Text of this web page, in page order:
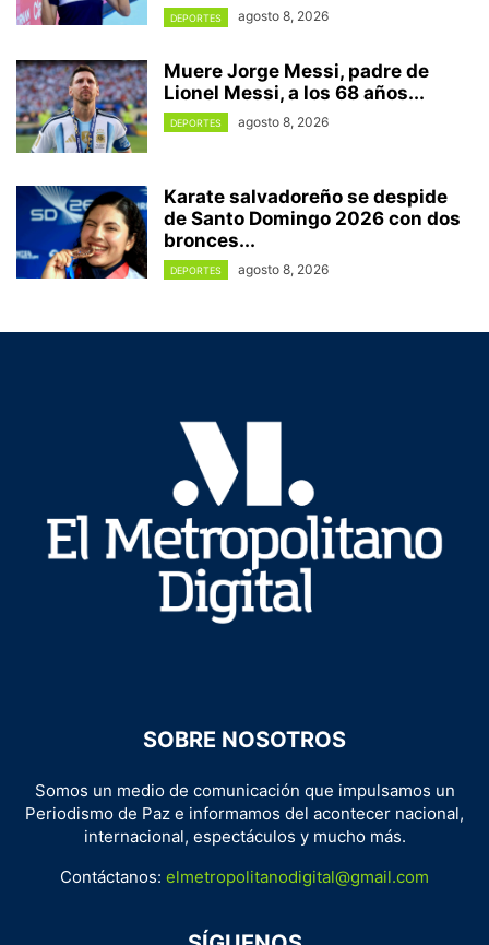
DEPORTES agosto 8, 2026
Muere Jorge Messi, padre de
Lionel Messi, a los 68 años...
DEPORTES agosto 8, 2026
Karate salvadoreño se despide
de Santo Domingo 2026 con dos
bronces...
DEPORTES agosto 8, 2026
SOBRE NOSOTROS
Somos un medio de comunicación que impulsamos un
Periodismo de Paz e informamos del acontecer nacional,
internacional, espectáculos y mucho más.
Contáctanos: elmetropolitanodigital@gmail.com